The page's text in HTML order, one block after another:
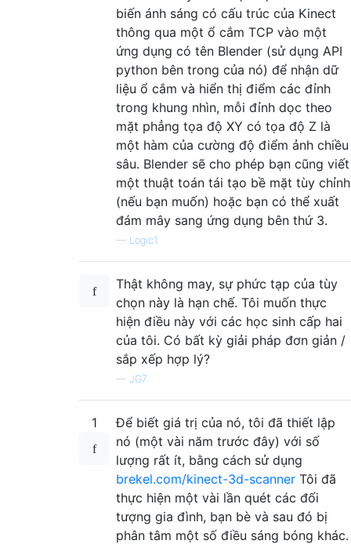
biến ánh sáng có cấu trúc của Kinect
thông qua một ổ cắm TCP vào một
ứng dụng có tên Blender (sử dụng API
python bên trong của nó) để nhận dữ
liệu ổ cắm và hiển thị điểm các đỉnh
trong khung nhìn, mỗi đỉnh dọc theo
mặt phẳng tọa độ XY có tọa độ Z là
một hàm của cường độ điểm ảnh chiều
sâu. Blender sẽ cho phép bạn cũng viết
một thuật toán tái tạo bề mặt tùy chỉnh
(nếu bạn muốn) hoặc bạn có thể xuất
đám mây sang ứng dụng bên thứ 3.
— Logic1
Thật không may, sự phức tạp của tùy
chọn này là hạn chế. Tôi muốn thực
hiện điều này với các học sinh cấp hai
của tôi. Có bất kỳ giải pháp đơn giản /
sắp xếp hợp lý?
— JG7
1
Để biết giá trị của nó, tôi đã thiết lập
nó (một vài năm trước đây) với số
lượng rất ít, bằng cách sử dụng
brekel.com/kinect-3d-scanner Tôi đã
thực hiện một vài lần quét các đối
tượng gia đình, bạn bè và sau đó bị
phân tâm một số điều sáng bóng khác.